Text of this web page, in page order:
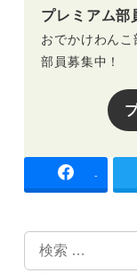
プレミアム部
おでかけわん
部員募集中！
-
検
索